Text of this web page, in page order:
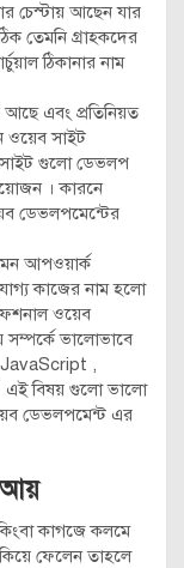
চেস্টায় আছেন যার
তেমনি গ্রাহকদের
ঠিকানার নাম
আছে এবং প্রতিনিয়ত
ওয়েব সাইট
গুলো ডেভলপ
। কারনে
ডেভলপমেন্টের
আপওয়ার্ক
কাজের নাম হলো
ওয়েব
ভালোভাবে
,
বিষয় গুলো ভালো
ডেভলপমেন্ট এর
আয়
কাগজে কলমে
ফেলেন তাহলে